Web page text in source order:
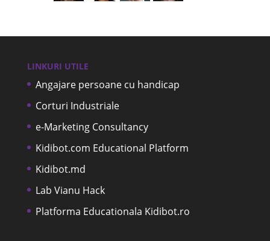
LINKURI UTILE
Angajare persoane cu handicap
Corturi Industriale
e-Marketing Consultancy
Kidibot.com Educational Platform
Kidibot.md
Lab Vianu Hack
Platforma Educationala Kidibot.ro